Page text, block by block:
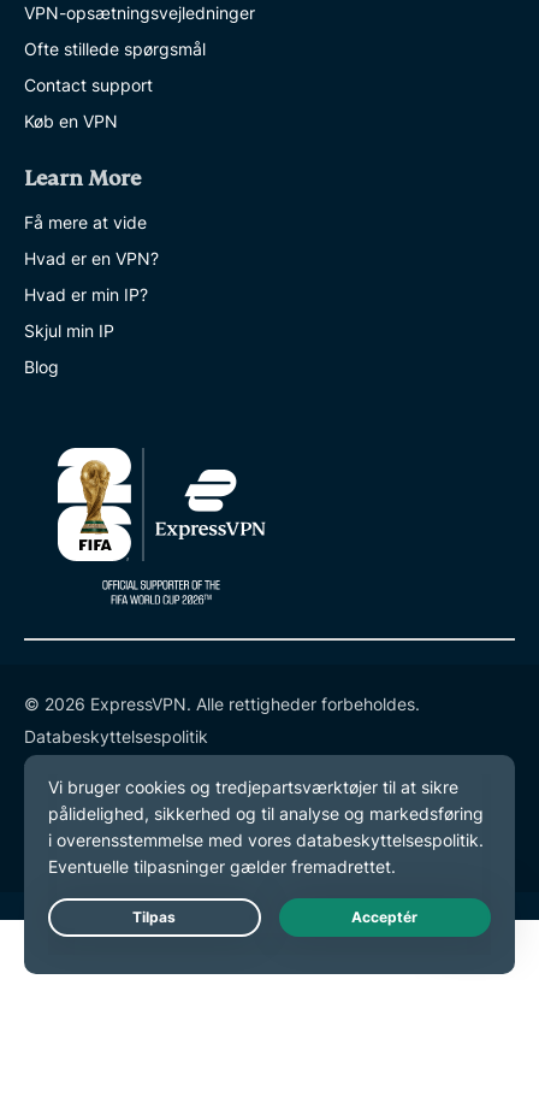
VPN-opsætningsvejledninger
Ofte stillede spørgsmål
Contact support
Køb en VPN
Learn More
Få mere at vide
Hvad er en VPN?
Hvad er min IP?
Skjul min IP
Blog
© 2026 ExpressVPN. Alle rettigheder forbeholdes.
Databeskyttelsespolitik
Tjenestevilkår
Cookie-præferencer
Live Chat